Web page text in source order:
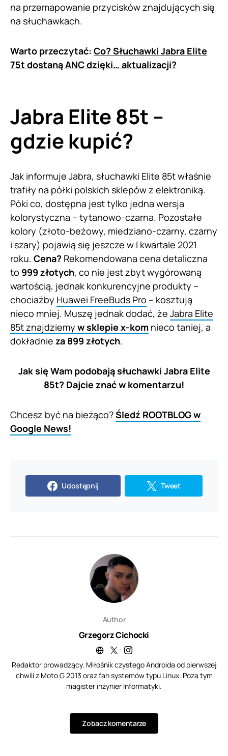
na przemapowanie przycisków znajdujących się
na słuchawkach.
Warto przeczytać: Co? Słuchawki Jabra Elite
75t dostaną ANC dzięki… aktualizacji?
Jabra Elite 85t –
gdzie kupić?
Jak informuje Jabra, słuchawki Elite 85t właśnie
trafiły na półki polskich sklepów z elektroniką.
Póki co, dostępna jest tylko jedna wersja
kolorystyczna – tytanowo-czarna. Pozostałe
kolory (złoto-beżowy, miedziano-czarny, czarny
i szary) pojawią się jeszcze w I kwartale 2021
roku. Cena? Rekomendowana cena detaliczna
to 999 złotych, co nie jest zbyt wygórowaną
wartością, jednak konkurencyjne produkty –
chociażby Huawei FreeBuds Pro – kosztują
nieco mniej. Muszę jednak dodać, że Jabra Elite
85t znajdziemy w sklepie x-kom nieco taniej, a
dokładnie za 899 złotych.
Jak się Wam podobają słuchawki Jabra Elite
85t? Dajcie znać w komentarzu!
Chcesz być na bieżąco?Śledź ROOTBLOG w
Google News!
Udostępnij Tweet
Author
Grzegorz Cichocki
Redaktor prowadzący. Miłośnik czystego Androida od pierwszej
chwili z Moto G 2013 oraz fan systemów typu Linux. Poza tym
magister inżynier Informatyki.
Zobacz komentarze